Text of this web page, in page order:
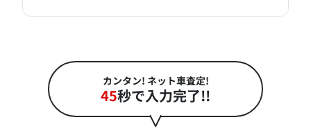
カンタン! ネット車査定!
45秒で入力完了!!